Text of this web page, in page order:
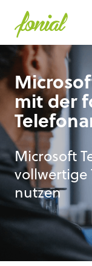
mit der
Microsoft
vollwertige
nutzen